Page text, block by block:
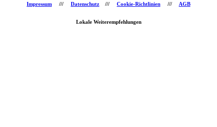
Impressum /// Datenschutz /// Cookie-Richtlinien /// AGB
Lokale Weiterempfehlungen